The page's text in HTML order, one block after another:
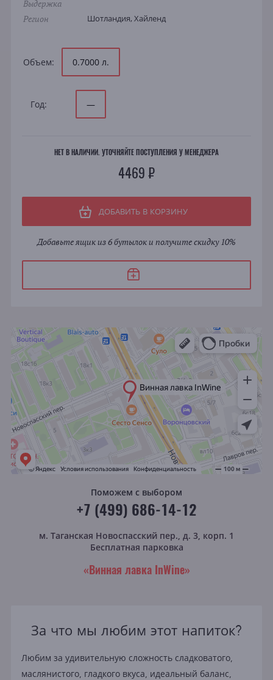
Выдержка
Регион
Шотландия, Хайленд
Объем: 0.7000 л.
Год: —
НЕТ В НАЛИЧИИ. УТОЧНЯЙТЕ ПОСТУПЛЕНИЯ У МЕНЕДЖЕРА
4469 ₽
ДОБАВИТЬ В КОРЗИНУ
Добавьте ящик из 6 бутылок и получите скидку 10%
Поможем с выбором
+7 (499) 686-14-12
м. Таганская Новоспасский пер., д. 3, корп. 1
Бесплатная парковка
«Винная лавка InWine»
За что мы любим этот напиток?
Любим за удивительную сложность сладковатого,
маслянистого, гладкого вкуса, идеальный баланс,